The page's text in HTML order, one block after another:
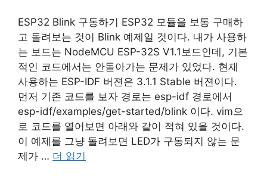
ESP32 Blink 구동하기 ESP32 모듈을 보통 구매하
고 돌려보는 것이 Blink 예제일 것이다. 내가 사용하
는 보드는 NodeMCU ESP-32S V1.1보드인데, 기본
적인 코드에서는 안돌아가는 문제가 있었다. 현재
사용하는 ESP-IDF 버젼은 3.1.1 Stable 버젼이다.
먼저 기존 코드를 보자 경로는 esp-idf 경로에서
esp-idf/examples/get-started/blink 이다. vim으
로 코드를 열어보면 아래와 같이 적혀 있을 것이다.
이 예제를 그냥 돌려보면 LED가 구동되지 않는 문
제가 … 더 읽기